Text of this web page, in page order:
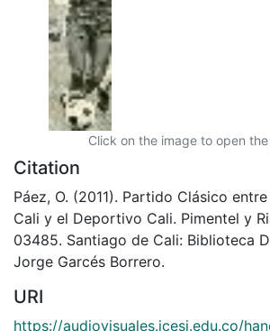
Click on the image to open
Citation
Páez, O. (2011). Partido Clásico
Cali y el Deportivo Cali. Pimentel y
03485. Santiago de Cali: Biblioteca
Jorge Garcés Borrero.
URI
https://audiovisuales.icesi.edu.co/